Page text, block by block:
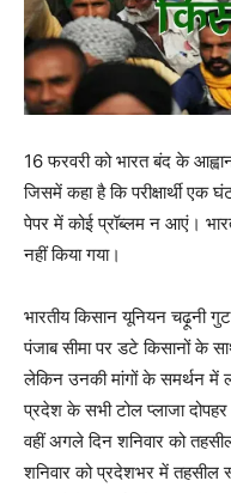
16 फरवरी को भारत बंद के
जिसमें कहा है कि परीक्षार्थी
पेपर में कोई प्रॉब्लम न आएं।
नहीं किया गया।
भारतीय किसान यूनियन चढ़ूनी
पंजाब सीमा पर डटे किसानों के
लेकिन उनकी मांगों के समर्थन में
प्रदेश के सभी टोल प्लाजा
वहीं अगले दिन शनिवार को
शनिवार को प्रदेशभर में तहसील